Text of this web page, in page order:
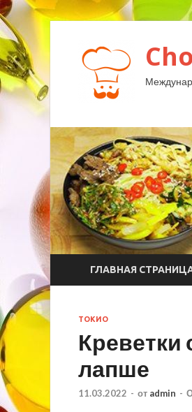
ГЛАВНАЯ
ТОКИО
лапше
11.03.2022 - от admin -